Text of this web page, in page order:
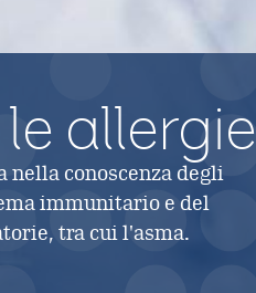
allergie
nella conoscenza degli
immunitario e del
tra cui l'asma.